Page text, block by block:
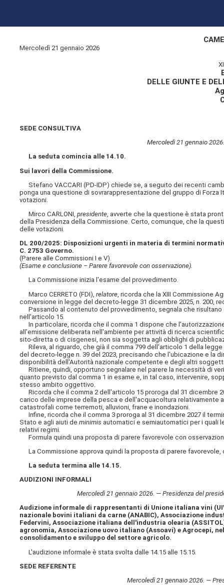
Mercoledì 21 gennaio 2026
DELLE GIUNTE E
SEDE CONSULTIVA
Mercoledì 21 gennaio
La seduta comincia alle 14.10.
Sui lavori della Commissione.
Stefano VACCARI (PD-IDP) chiede se, a seguito dei recenti
ponga una questione di sovrarappresentazione del gruppo di
votazioni.
Mirco CARLONI,presidente , avverte che la questione è stata
della Presidenza della Commissione. Certo, comunque, che la
delle votazioni.
DL 200/2025: Disposizioni urgenti in materia di termini
C. 2753 Governo.
(Parere alle Commissioni I e V).
(Esame e conclusione – Parere favorevole con osservazione).
La Commissione inizia l'esame del provvedimento.
Marco CERRETO (FDI),relatore , ricorda che la XIII Commissione
conversione in legge del decreto-legge 31 dicembre 2025, n. 200,
Passando al contenuto del provvedimento, segnala che
nell'articolo 15.
In particolare, ricorda che il comma 1 dispone che
all'emissione deliberata nell'ambiente per attività di ricerca
sito-diretta o di cisgenesi, non sia soggetta agli obblighi di
Rileva, al riguardo, che già il comma 799 dell'articolo 1 della
del decreto-legge n. 39 del 2023, precisando che l'ubicazione e la
disponibilità dell'Autorità nazionale competente e degli altri
Ritiene, quindi, opportuno segnalare nel parere la necessità di
quanto previsto dal comma 1 in esame e, in tal caso, intervenire,
stesso ambito oggettivo.
Ricorda che il comma 2 dell'articolo 15 proroga dal 31 dicembre
carico delle imprese della pesca e dell'acquacoltura relativamente
catastrofali come terremoti, alluvioni, frane e inondazioni.
Infine, ricorda che il comma 3 proroga al 31 dicembre 2027 il
Stato e agli aiuti deminimis automatici e semiautomatici per i quali
relativi regimi.
Formula quindi una proposta di parere favorevole con
La Commissione approva quindi la proposta di parere favorevole,
La seduta termina alle 14.15.
AUDIZIONI INFORMALI
Mercoledì 21 gennaio 2026. — Presidenza del
Audizione informale di rappresentanti di Unione italiana vini
nazionale bovini italiani da carne (ANABIC), Associazione
Federvini, Associazione italiana dell'industria olearia
agronomia, Associazione uovo italiano (Assoavi) e Agrocepi,
consolidamento e sviluppo del settore agricolo.
L'audizione informale è stata svolta dalle 14.15 alle 15.15.
SEDE REFERENTE
Mercoledì 21 gennaio 2026. —